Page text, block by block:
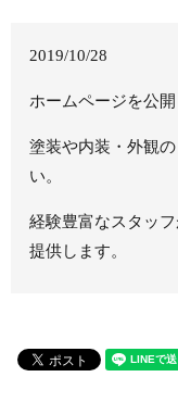
2019/10/28
ホームページを公開
塗装や内装・外観
い。
経験豊富なスタッ
提供します。